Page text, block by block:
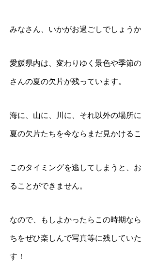
みなさん、いかがお過ごしでしょう
愛媛県内は、変わりゆく景色や季節
さんの夏の欠片が残っています。
海に、山に、川に、それ以外の場所
夏の欠片たちを今ならまだ見かける
このタイミングを逃してしまうと、
ることができません。
なので、もしよかったらこの時期な
ちをぜひ楽しんで写真等に残してい
す！